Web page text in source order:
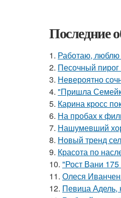
Последние
1. Работаю, люблю
2. Песочный пирог
3. Невероятно
4. "Пришла
5. Карина кросс
6. На пробах к
7. Нашумевший
8. Новый тренд
9. Красота по
10. "Рост Вани
11. Олеся
12. Певица Адель,